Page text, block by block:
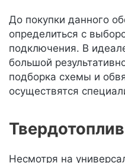
До покупки данного
определиться с
подключения. В
большой
подборка схемы и
осуществятся
Несмотря на